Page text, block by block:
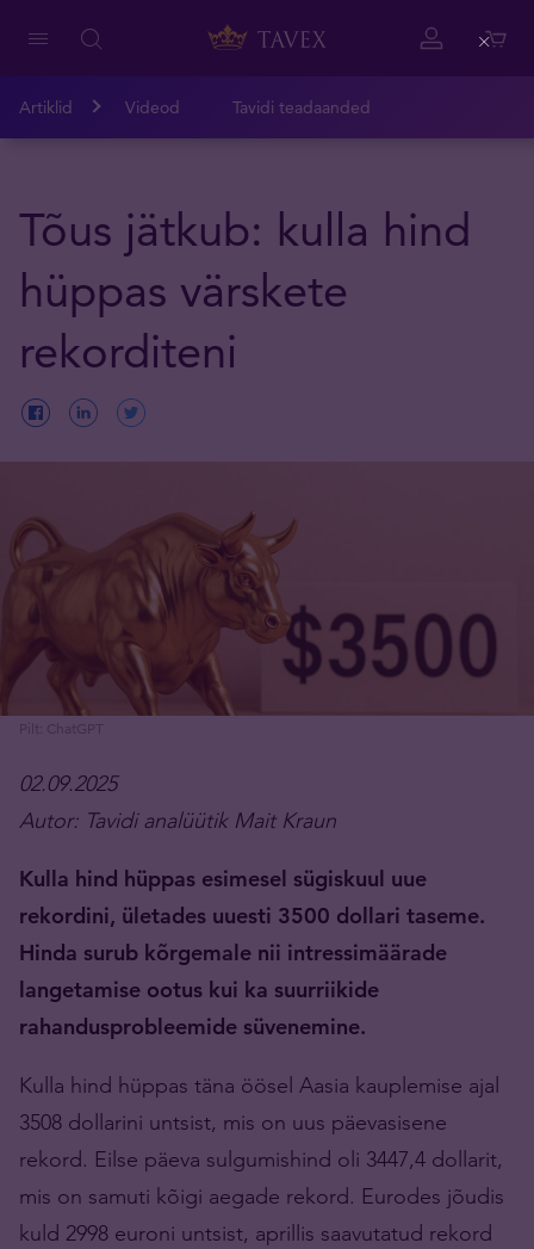
Artiklid Videod Tavidi teadaanded
Tõus jätkub: kulla hind
hüppas värskete
rekorditeni
Pilt: ChatGPT
02.09.2025
Autor: Tavidi analüütik Mait Kraun
Kulla hind hüppas esimesel sügiskuul uue
rekordini, ületades uuesti 3500 dollari taseme.
Hinda surub kõrgemale nii intressimäärade
langetamise ootus kui ka suurriikide
rahandusprobleemide süvenemine.
Kulla hind hüppas täna öösel Aasia kauplemise ajal
3508 dollarini untsist, mis on uus päevasisene
rekord. Eilse päeva sulgumishind oli 3447,4 dollarit,
mis on samuti kõigi aegade rekord. Eurodes jõudis
kuld 2998 euroni untsist, aprillis saavutatud rekord
Close